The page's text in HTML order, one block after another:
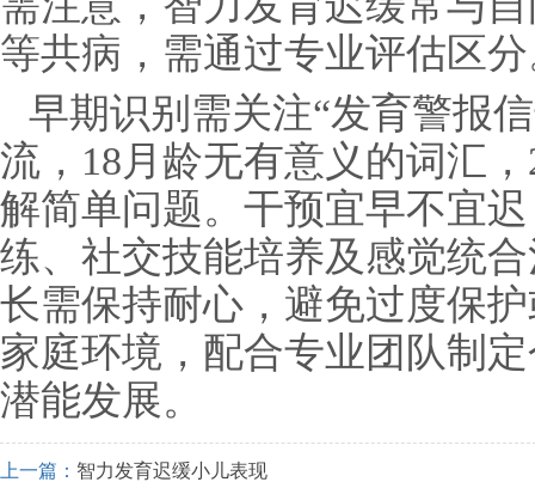
等共病，需通过专业评估区
早期识别需关注“发育警报
流，18月龄无有意义的词汇
解简单问题。干预宜早不宜
练、社交技能培养及感觉统
长需保持耐心，避免过度保
家庭环境，配合专业团队制
潜能发展。
上一篇： 智力发育迟缓小儿表现